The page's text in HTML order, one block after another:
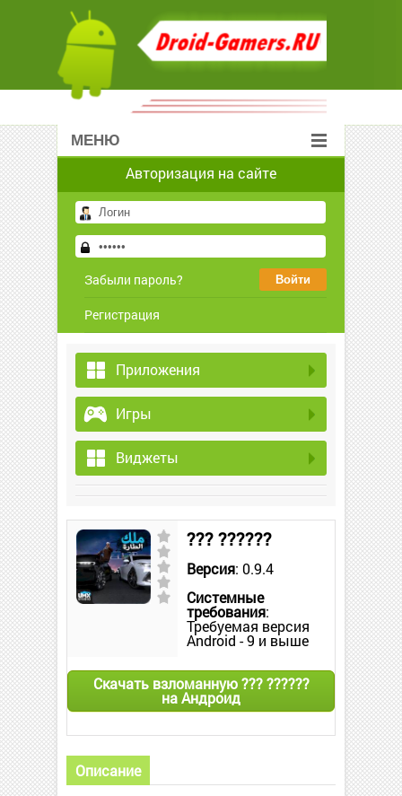
МЕНЮ
Авторизация на сайте
Забыли пароль?
Регистрация
Приложения
Игры
Виджеты
??? ??????
Версия: 0.9.4
Системные
требования:
Требуемая версия
Android - 9 и выше
Скачать взломанную ??? ??????
на Андроид
Описание